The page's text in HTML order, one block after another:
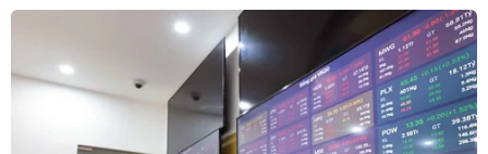
Sập công trình tại Cuba khiến 2
07/08/2026 01:48